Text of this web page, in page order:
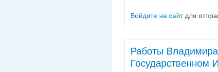
Войдите на сайтдля
Работы
Государственном